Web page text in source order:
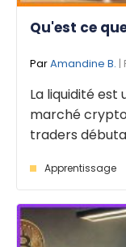
Qu'est ce
ParAmandine B. |
La liquidité est
marché
traders
Apprentissage